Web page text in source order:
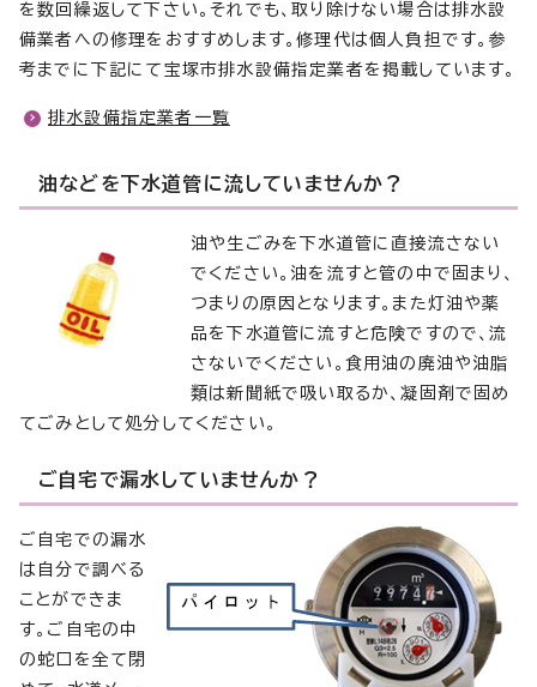
を数回繰返して下さい。それでも、取り除けない場合は排水設
備業者への修理をおすすめします。修理代は個人負担です。参
考までに下記にて宝塚市排水設備指定業者を掲載しています。
排水設備指定業者一覧
油などを下水道管に流していませんか？
油や生ごみを下水道管に直接流さない
でください。油を流すと管の中で固まり、
つまりの原因となります。また灯油や薬
品を下水道管に流すと危険ですので、流
さないでください。食用油の廃油や油脂
類は新聞紙で吸い取るか、凝固剤で固め
てごみとして処分してください。
ご自宅で漏水していませんか？
ご自宅での漏水
は自分で調べる
ことができま
す。ご自宅の中
の蛇口を全て閉